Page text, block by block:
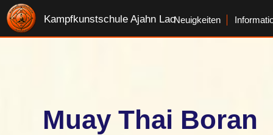
Muay Thai Boran
Kampfkunstschule Ajahn LaoNeuigkeiten